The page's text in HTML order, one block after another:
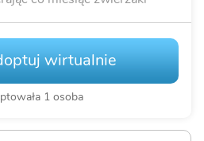
wirtualnie
1 osoba